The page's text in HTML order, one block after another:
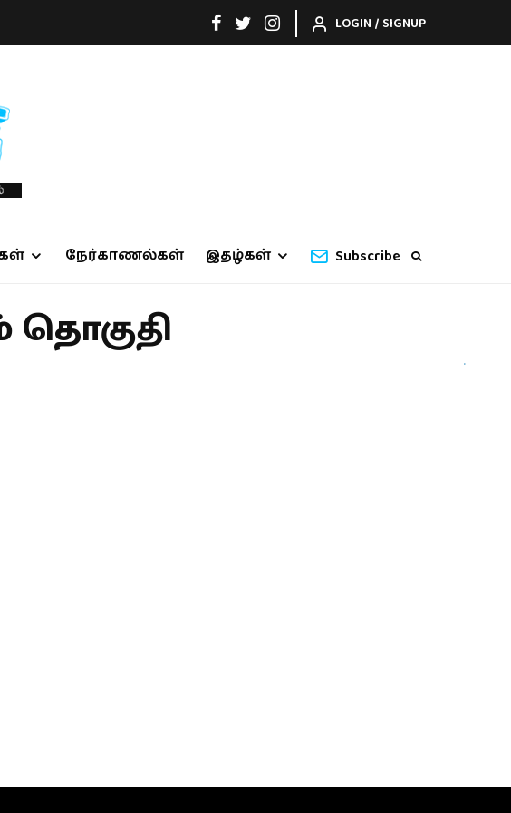
LOGIN / SIGNUP
நேர்காணல்கள் இதழ்கள் Subscribe
தொகுதி